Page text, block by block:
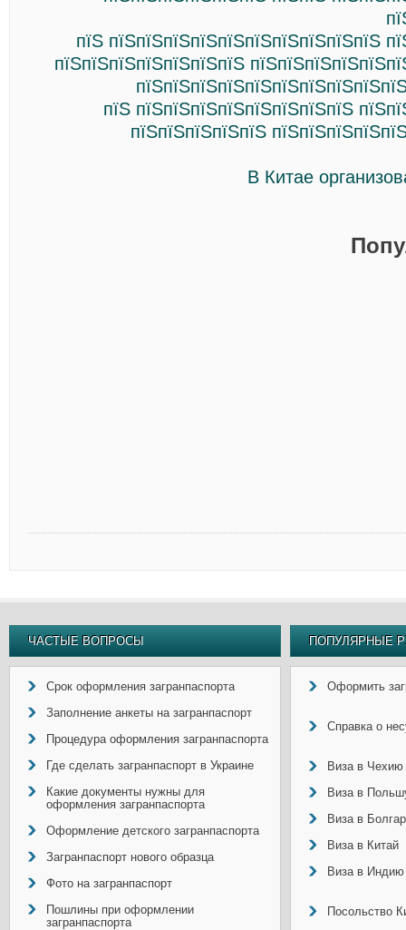
пїЅ пїЅпїЅпїЅпїЅпїЅпїЅпїЅпїЅпїЅпїЅ
пїЅпїЅпїЅпїЅпїЅпїЅпїЅ
пїЅ пїЅпїЅпїЅпїЅпїЅпїЅпїЅпїЅ
пїЅпїЅпїЅпїЅпїЅ
В Китае
ЧАСТЫЕ ВОПРОСЫ
Срок оформления загранпаспорта
Заполнение анкеты на загранпаспорт
Процедура оформления загранпаспорта
Где сделать загранпаспорт в Украине
Какие документы нужны для
оформления загранпаспорта
Оформление детского загранпаспорта
Загранпаспорт нового образца
Фото на загранпаспорт
Пошлины при оформлении
загранпаспорта
ПОПУЛЯРНЫЕ
Оформить
Справка о
Виза в Чехию
Виза в
Виза в
Виза в Китай
Виза в Индию
Посольство